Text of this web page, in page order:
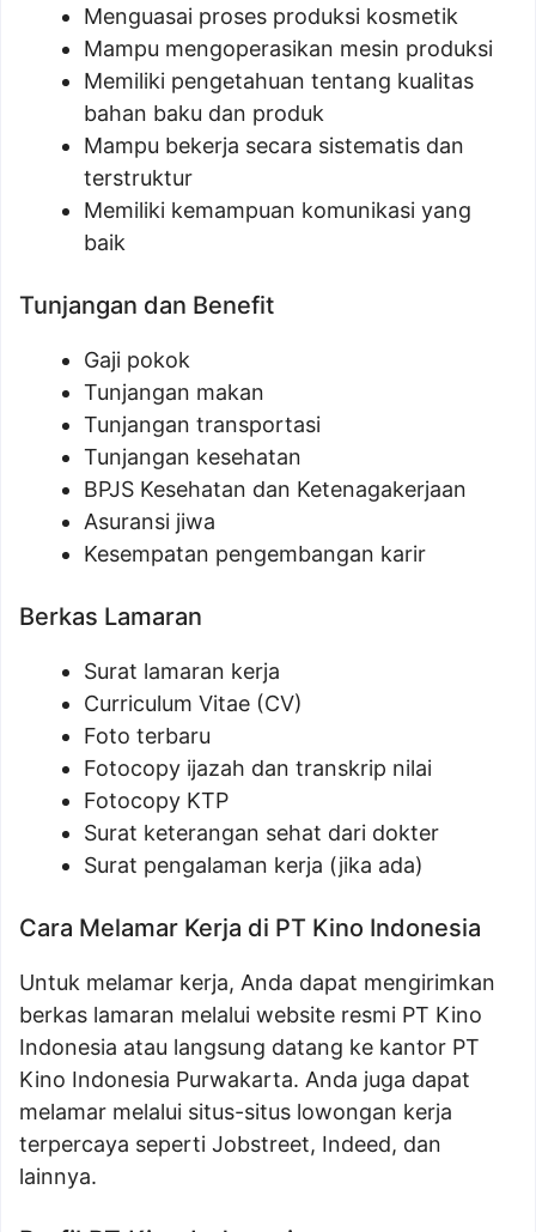
Menguasai proses produksi kosmetik
Mampu mengoperasikan mesin produksi
Memiliki pengetahuan tentang kualitas
bahan baku dan produk
Mampu bekerja secara sistematis dan
terstruktur
Memiliki kemampuan komunikasi yang
baik
Tunjangan dan Benefit
Gaji pokok
Tunjangan makan
Tunjangan transportasi
Tunjangan kesehatan
BPJS Kesehatan dan Ketenagakerjaan
Asuransi jiwa
Kesempatan pengembangan karir
Berkas Lamaran
Surat lamaran kerja
Curriculum Vitae (CV)
Foto terbaru
Fotocopy ijazah dan transkrip nilai
Fotocopy KTP
Surat keterangan sehat dari dokter
Surat pengalaman kerja (jika ada)
Cara Melamar Kerja di PT Kino Indonesia
Untuk melamar kerja, Anda dapat mengirimkan
berkas lamaran melalui website resmi PT Kino
Indonesia atau langsung datang ke kantor PT
Kino Indonesia Purwakarta. Anda juga dapat
melamar melalui situs-situs lowongan kerja
terpercaya seperti Jobstreet, Indeed, dan
lainnya.